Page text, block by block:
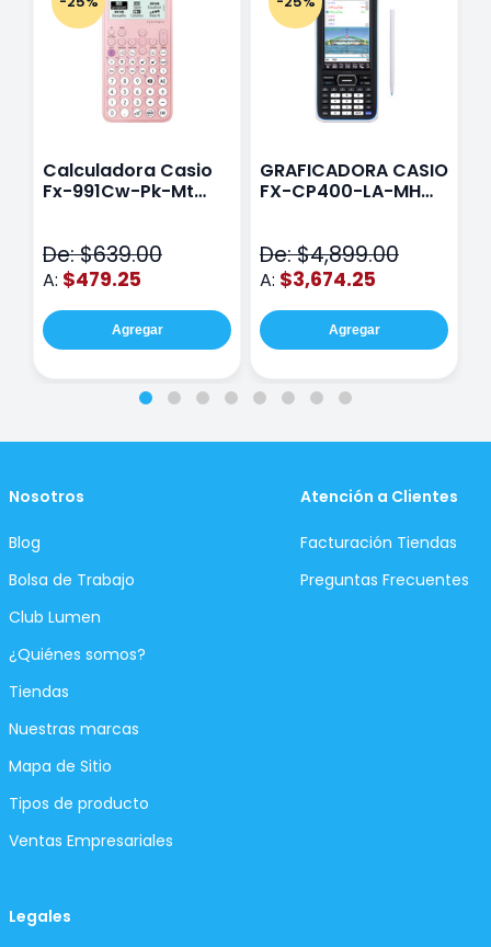
Calculadora Casio
Fx-991Cw-Pk-Mt
De: $639.00
A: $479.25
Agregar
GRAFICADORA CASIO
FX-CP400-LA-MH
De: $4,899.00
A: $3,674.25
Agregar
Nosotros
Blog
Bolsa de Trabajo
Club Lumen
¿Quiénes somos?
Tiendas
Nuestras marcas
Mapa de Sitio
Tipos de producto
Ventas Empresariales
Atención a Clientes
Facturación Tiendas
Preguntas Frecuentes
Legales